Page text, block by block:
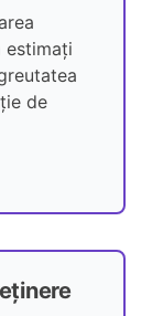
estimați
de